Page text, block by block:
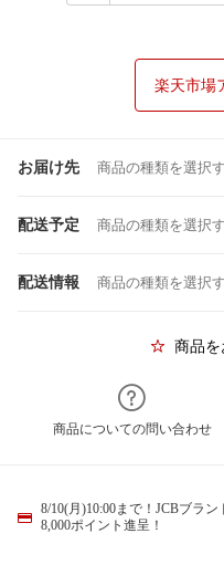
楽天市場
お届け先 商品の種類を選択
配送予定 商品の種類を選択
配送情報 商品の種類を選択
商品を
商品についての問い合わせ
8/10(月)10:00まで！JCBブラ
8,000ポイント進呈！